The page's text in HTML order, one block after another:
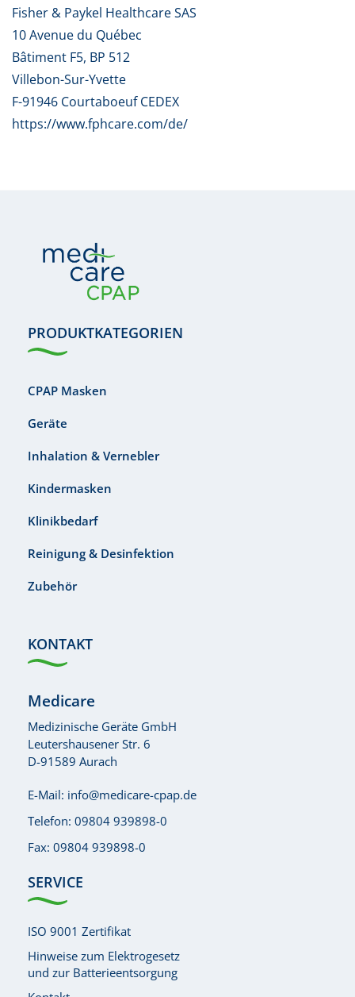
Fisher & Paykel Healthcare SAS
10 Avenue du Québec
Bâtiment F5, BP 512
Villebon-Sur-Yvette
F-91946 Courtaboeuf CEDEX
https://www.fphcare.com/de/
PRODUKTKATEGORIEN
CPAP Masken
Geräte
Inhalation & Vernebler
Kindermasken
Klinikbedarf
Reinigung & Desinfektion
Zubehör
KONTAKT
Medicare
Medizinische Geräte GmbH
Leutershausener Str. 6
D-91589 Aurach
E-Mail: info@medicare-cpap.de
Telefon: 09804 939898-0
Fax: 09804 939898-0
SERVICE
ISO 9001 Zertifikat
Hinweise zum Elektrogesetz
und zur Batterieentsorgung